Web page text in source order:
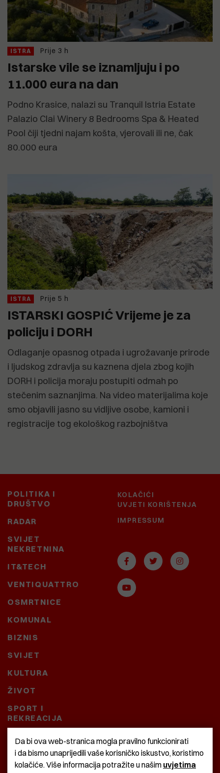
ISTRA Prije 3 h
Istarske vile se iznamljuju i po
11.000 eura na dan
Podno Krasice, nalazi su Tranquil Istria Estate
Palazio Clai Winery 8 Bedrooms Spa & Heated
Pool čiji tjedni najam košta, vjerovali ili ne, čak
80.000 eura
ISTRA Prije 5 h
ISTARSKI GOSPIĆ Vrijeme je za
policiju i DORH
Odlaganje opasnog otpada i ugrožavanje prirode
i ljudskog zdravlja su kaznena djela zbog kojih
DORH i policija moraju postupiti odmah po
stečenim saznanjima. Na video materijalima koje
smo objavili jasno su vidljive osobe, kamioni i
registracije tog ekološkog razbojništva
POLITIKA I
DRUŠTVO
RADAR
SVIJET
NEKRETNINA
IT&TECH
VENTIQUATTRO
OSMRTNICE
KOMUNAL
BIZNIS
SVIJET
KULTURA
ŽIVOT
SPORT I
REKREACIJA
CRNA KRONIKA
BAŠTARDINI I PRAVI
KOLAČIĆI
UVJETI KORIŠTENJA
IMPRESSUM
Da bi ova web-stranica mogla pravilno funkcionirati
i da bismo unaprijedili vaše korisničko iskustvo, koristimo
kolačiće. Više informacija potražite u našim uvjetima